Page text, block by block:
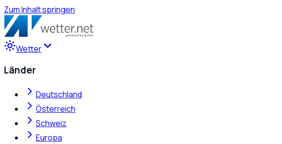
Zum Inhalt springen
Wetter
Länder
Deutschland
Österreich
Schweiz
Europa